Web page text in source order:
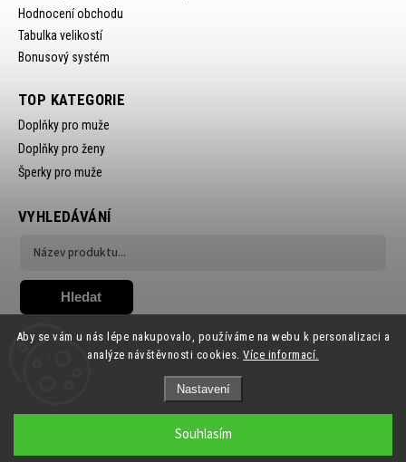
Aby se vám u nás lépe nakupovalo, používáme na webu k personalizaci a
analýze návštěvnosti cookies.Více informací.
Nastavení
Souhlasím
Hodnocení obchodu
Tabulka velikostí
Bonusový systém
TOP KATEGORIE
Doplňky pro muže
Doplňky pro ženy
Šperky pro muže
VYHLEDÁVÁNÍ
Hledat
Ewena.CZ. Všechna práva vyhrazena.